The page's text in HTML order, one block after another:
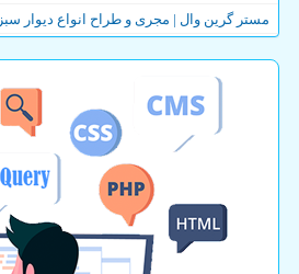
مستر گرین وال | مجری و طراح انواع دیوار سبز